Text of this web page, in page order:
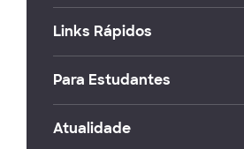
Links Rápidos
Para Estudantes
Atualidade